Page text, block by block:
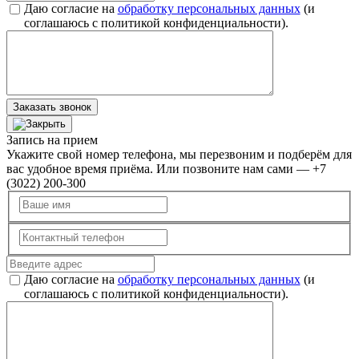
Даю согласие на обработку персональных данных(и
соглашаюсь с политикой конфиденциальности).
Заказать звонок
Запись на прием
Укажите свой номер телефона, мы перезвоним и подберём для
вас удобное время приёма. Или позвоните нам сами — +7
(3022) 200-300
Даю согласие на обработку персональных данных(и
соглашаюсь с политикой конфиденциальности).